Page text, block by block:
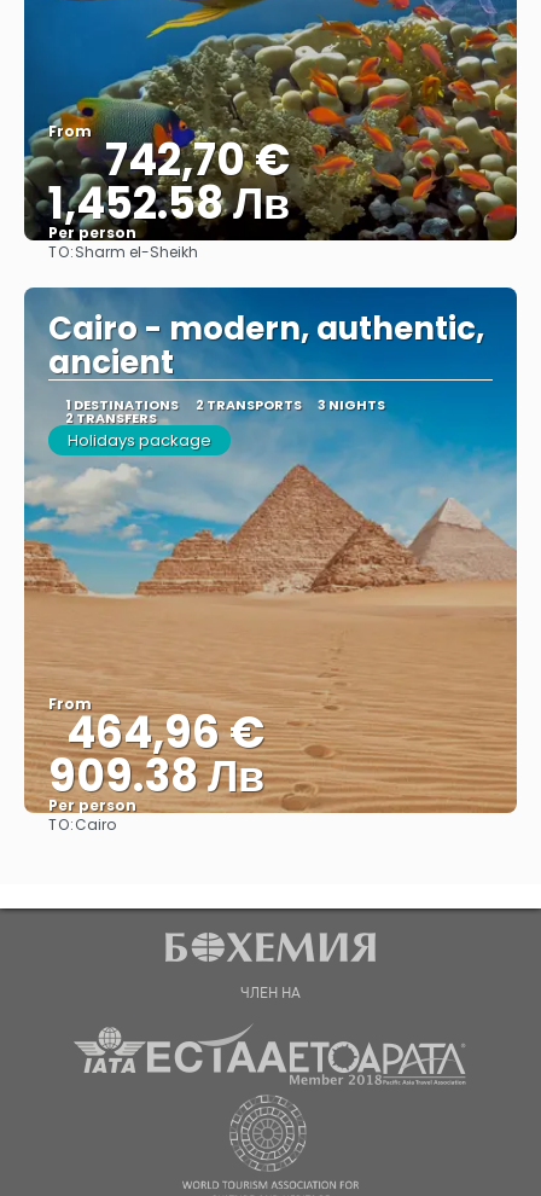
From 742,70 €
1,452.58 Лв
Per person
TO:Sharm el-Sheikh
Cairo - modern, authentic,
ancient
1 DESTINATIONS 2 TRANSPORTS 3 NIGHTS
2 TRANSFERS
Holidays package
From
464,96 €
909.38 Лв
Per person
TO:Cairo
ЧЛЕН НА